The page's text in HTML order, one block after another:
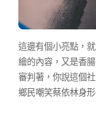
這邊有個小亮點，
繪的內容，又是香
審判著，你說這個
鄉民嘲笑蔡依林身